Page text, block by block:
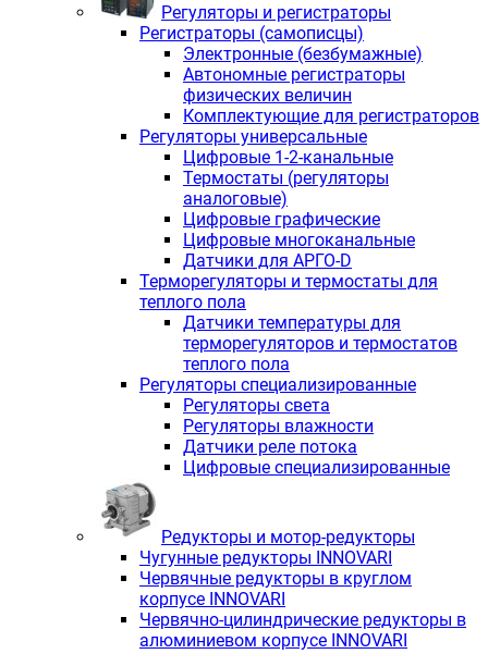
Регуляторы и регистраторы
Регистраторы (самописцы)
Электронные (безбумажные)
Автономные регистраторы
физических величин
Комплектующие для регистраторов
Регуляторы универсальные
Цифровые 1-2-канальные
Термостаты (регуляторы
аналоговые)
Цифровые графические
Цифровые многоканальные
Датчики для АРГО-D
Терморегуляторы и термостаты для
теплого пола
Датчики температуры для
терморегуляторов и термостатов
теплого пола
Регуляторы специализированные
Регуляторы света
Регуляторы влажности
Датчики реле потока
Цифровые специализированные
Редукторы и мотор-редукторы
Чугунные редукторы INNOVARI
Червячные редукторы в круглом
корпусе INNOVARI
Червячно-цилиндрические редукторы в
алюминиевом корпусе INNOVARI